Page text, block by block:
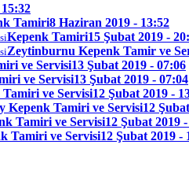
Tamiri8 Haziran 2019 - 13:52
Kepenk Tamiri15 Şubat 2019 -
Zeytinburnu Kepenk Tamir ve
ve Servisi13 Şubat 2019 - 07:06
ve Servisi13 Şubat 2019 - 07:04
Tamiri ve Servisi12 Şubat 2019 -
Kepenk Tamiri ve Servisi12
Tamiri ve Servisi12 Şubat 2019
Tamiri ve Servisi12 Şubat 2019 -